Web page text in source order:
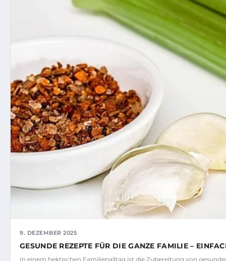
9. DEZEMBER 2025
GESUNDE REZEPTE FÜR DIE GANZE FAMILIE –
In einem hektischen Familienalltag ist die Zubereitung von